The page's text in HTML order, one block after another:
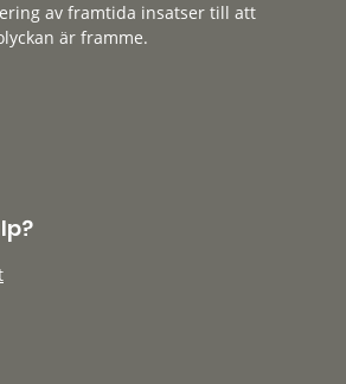
av framtida insatser till att
är framme.